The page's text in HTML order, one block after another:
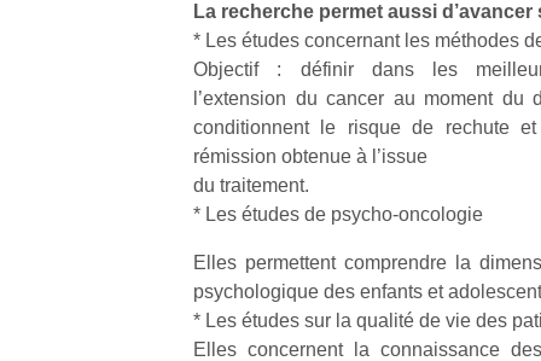
La recherche permet aussi
* Les études concernant les méthodes
Objectif : définir dans les
l’extension du cancer au moment du
conditionnent le risque de rechute
rémission obtenue à l’issue
du traitement.
* Les études de psycho-oncologie
Elles permettent comprendre la
psychologique des enfants et
* Les études sur la qualité de vie des
Elles concernent la connaissance
à
…